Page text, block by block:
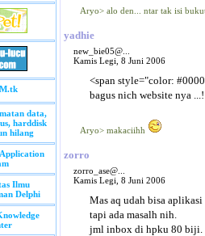
Aryo> alo den... ntar tak isi
yadhie
new_bie05@...
Kamis Legi, 8 Juni 2006
<span style="color:
bagus nich website nya ...!
Aryo> makaciihh
zorro
zorro_ase@...
Kamis Legi, 8 Juni 2006
Mas aq udah bisa aplikasi
tapi ada masalh nih.
jml inbox di hpku 80 biji.